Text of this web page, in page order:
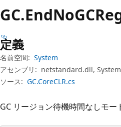
ッ
プ
GC.End
定義
名前空間: System
アセンブリ: netstandard.dll,
ソース: GC.CoreCLR.cs
GC リージョン待機時間なしモー